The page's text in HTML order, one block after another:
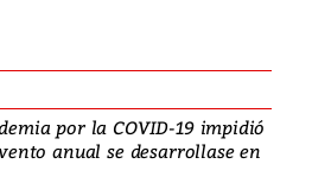
por la COVID-19 impidió
anual se desarrollase en